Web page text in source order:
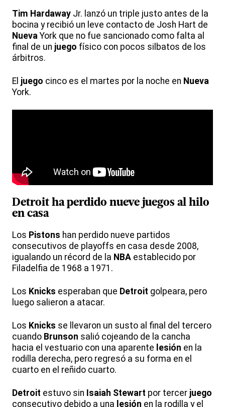
Tim Hardaway Jr. lanzó un triple justo antes de la
bocina y recibió un leve contacto de Josh Hart de
Nueva York que no fue sancionado como falta al
final de un juego físico con pocos silbatos de los
árbitros.
El juego cinco es el martes por la noche en Nueva
York.
Detroit ha perdido nueve juegos al hilo
en casa
Los Pistons han perdido nueve partidos
consecutivos de playoffs en casa desde 2008,
igualando un récord de la NBA establecido por
Filadelfia de 1968 a 1971.
Los Knicks esperaban que Detroit golpeara, pero
luego salieron a atacar.
Los Knicks se llevaron un susto al final del tercero
cuando Brunson salió cojeando de la cancha
hacia el vestuario con una aparente lesión en la
rodilla derecha, pero regresó a su forma en el
cuarto en el reñido cuarto.
Detroit estuvo sin Isaiah Stewart por tercer juego
consecutivo debido a una lesión en la rodilla y el